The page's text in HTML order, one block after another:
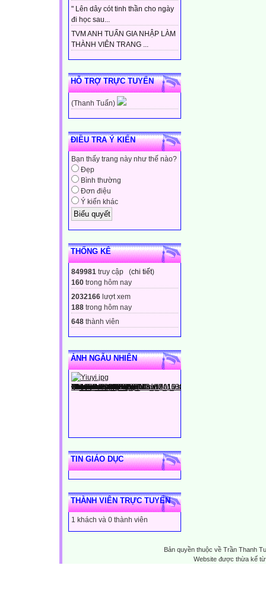
" Lên dây cót tinh thần cho ngày
đi học sau...
TVM ANH TUẤN GIA NHẬP LÀM
THÀNH VIÊN TRANG ...
HỖ TRỢ TRỰC TUYẾN
(Thanh Tuấn)
ĐIỀU TRA Ý KIẾN
Bạn thấy trang này như thế nào?
Đẹp
Bình thường
Đơn điệu
Ý kiến khác
THỐNG KÊ
849981 truy cập (chi tiết)
160 trong hôm nay
2032166 lượt xem
188 trong hôm nay
648 thành viên
ẢNH NGẪU NHIÊN
TIN GIÁO DỤC
THÀNH VIÊN TRỰC TUYẾN
1 khách và 0 thành viên
Bản quyền thuộc về Trần Thanh
Website được thừa kế